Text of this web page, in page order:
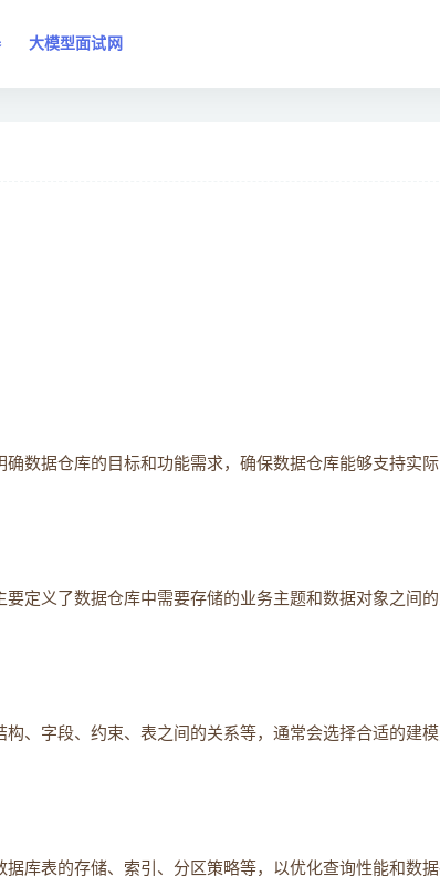
大模型面试网
数据仓库的目标和功能需求，确保数据仓库能够支持实
定义了数据仓库中需要存储的业务主题和数据对象之间
、字段、约束、表之间的关系等，通常会选择合适的建
库表的存储、索引、分区策略等，以优化查询性能和数